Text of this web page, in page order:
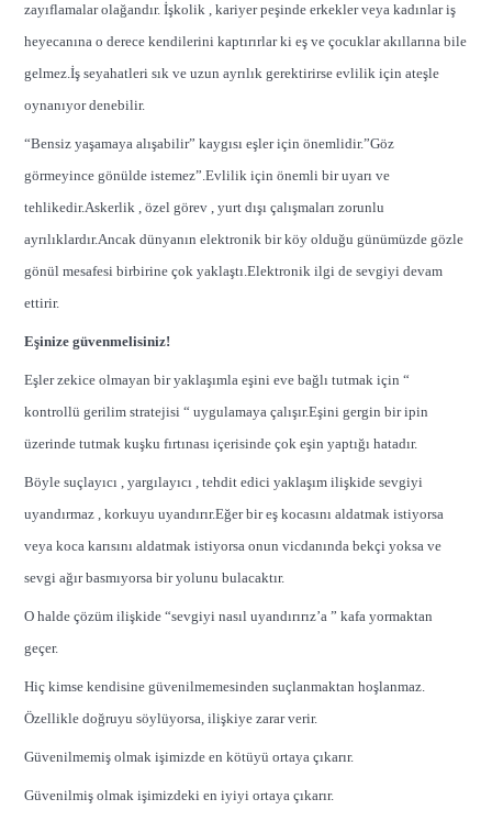
zayıflamalar olağandır. İşkolik , kariyer peşinde erkekler veya kadınlar iş
heyecanına o derece kendilerini kaptırırlar ki eş ve çocuklar akıllarına bile
gelmez.İş seyahatleri sık ve uzun ayrılık gerektirirse evlilik için ateşle
oynanıyor denebilir.
“Bensiz yaşamaya alışabilir” kaygısı eşler için önemlidir.”Göz
görmeyince gönülde istemez”.Evlilik için önemli bir uyarı ve
tehlikedir.Askerlik , özel görev , yurt dışı çalışmaları zorunlu
ayrılıklardır.Ancak dünyanın elektronik bir köy olduğu günümüzde gözle
gönül mesafesi birbirine çok yaklaştı.Elektronik ilgi de sevgiyi devam
ettirir.
Eşinize güvenmelisiniz!
Eşler zekice olmayan bir yaklaşımla eşini eve bağlı tutmak için “
kontrollü gerilim stratejisi “ uygulamaya çalışır.Eşini gergin bir ipin
üzerinde tutmak kuşku fırtınası içerisinde çok eşin yaptığı hatadır.
Böyle suçlayıcı , yargılayıcı , tehdit edici yaklaşım ilişkide sevgiyi
uyandırmaz , korkuyu uyandırır.Eğer bir eş kocasını aldatmak istiyorsa
veya koca karısını aldatmak istiyorsa onun vicdanında bekçi yoksa ve
sevgi ağır basmıyorsa bir yolunu bulacaktır.
O halde çözüm ilişkide “sevgiyi nasıl uyandırırız’a ” kafa yormaktan
geçer.
Hiç kimse kendisine güvenilmemesinden suçlanmaktan hoşlanmaz.
Özellikle doğruyu söylüyorsa, ilişkiye zarar verir.
Güvenilmemiş olmak işimizde en kötüyü ortaya çıkarır.
Güvenilmiş olmak işimizdeki en iyiyi ortaya çıkarır.